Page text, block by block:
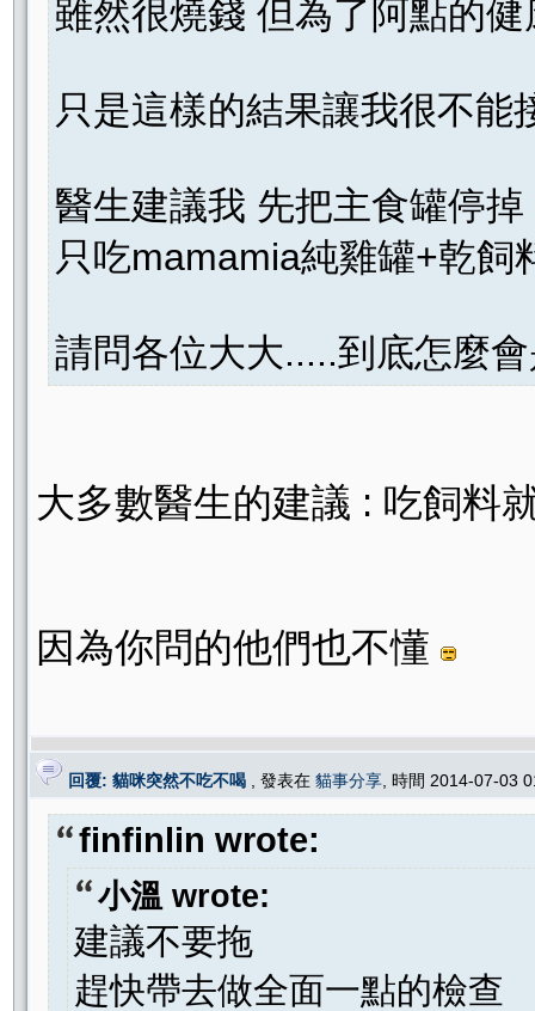
雖然很燒錢 但為了阿點的
只是這樣的結果讓我很不能
醫生建議我 先把主食罐停掉
只吃mamamia純雞罐+乾飼
請問各位大大.....到底怎麼
大多數醫生的建議 : 吃飼料
因為你問的他們也不懂
回覆: 貓咪突然不吃不喝 , 發表在 貓事分享 , 時間 2014-07-03
finfinlin wrote:
小溫 wrote:
建議不要拖
趕快帶去做全面一點的檢查